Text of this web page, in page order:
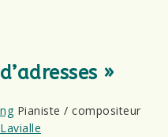
»
Pianiste / compositeur